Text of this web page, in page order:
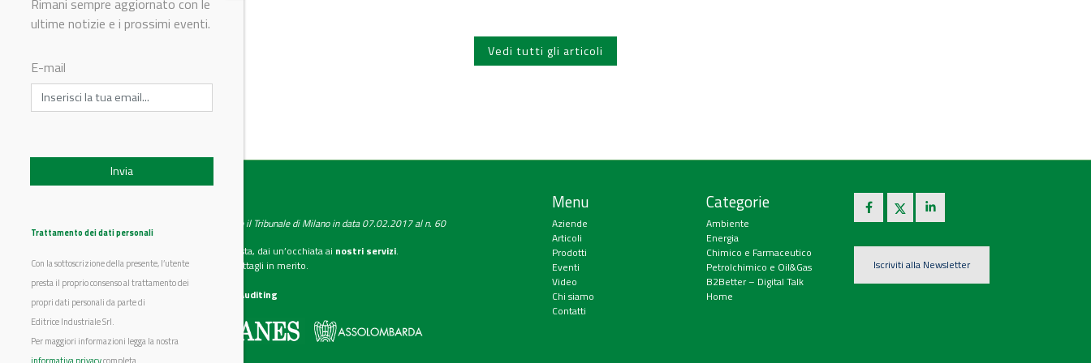
Vedi tutti gli articoli
Testata giornalistica registrata presso il Tribunale di Milano in data 07.02.2017 al n. 60
Se vuoi diventare nostro inserzionista, dai un’occhiata ai nostri servizi.
Scarica il mediakitper maggiori dettagli in merito.
CSST WebAuditing
Editrice Industriale è associata a:
Menu
Aziende
Articoli
Prodotti
Eventi
Video
Chi siamo
Contatti
Categorie
Ambiente
Energia
Chimico e Farmaceutico
Petrolchimico e Oil&Gas
B2Better – Digital Talk
Home
Iscriviti alla Newsletter
Rimani sempre aggiornato con le
ultime notizie e i prossimi eventi.
E-mail
Trattamento dei dati personali
Con la sottoscrizione della presente, l’utente
presta il proprio consenso al trattamento dei
propri dati personali da parte di
Editrice Industriale Srl.
Per maggiori informazioni legga la nostra